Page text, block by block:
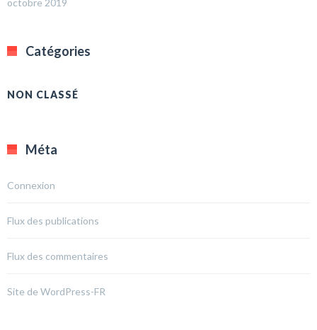
octobre 2019
Catégories
NON CLASSÉ
Méta
Connexion
Flux des publications
Flux des commentaires
Site de WordPress-FR